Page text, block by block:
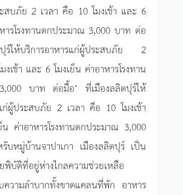
สบภัย 2 เวลา คือ 10 โมงเช้า และ 6
ารโรงทานตกประมาณ 3,000 บาท ต่อ
ปุร์ให้บริการอาหารแก่ผู้ประสบภัย 2
งเช้า และ 6 โมงเย็น ค่าอาหารโรงทาน
บาท ต่อมื้อ" ที่เมืองลลิตปุร์ให้
ก่ผู้ประสบภัย 2 เวลา คือ 10 โมงเช้า
ค่าอาหารโรงทานตกประมาณ 3,000
บหมู่บ้านจาปาเกา เมืองลลิตปุร์ เป็น
บัติที่อยู่ห่างไกลความช่วยเหลือ
ความลำบากทั้งขาดแคลนที่พัก อาหาร